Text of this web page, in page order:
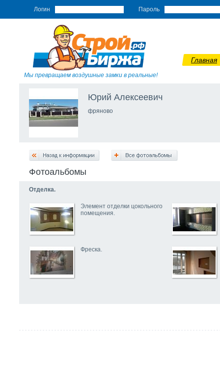
Логин Пароль
Мы превращаем воздушные замки в реальные!
Главная
Юрий Алексеевич
фряново
Фотоальбомы
Отделка.
Элемент отделки цокольного
помещения.
Фреска.